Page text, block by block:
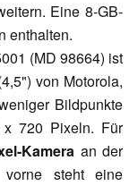
Eine 8-GB-
enthalten.
(MD 98664) ist
von Motorola,
Bildpunkte
720 Pixeln. Für
Kamera an der
steht eine